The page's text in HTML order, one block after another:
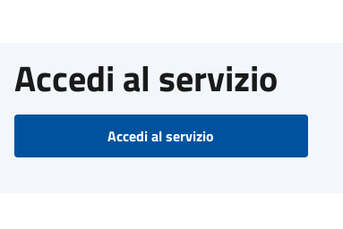
Accedi al servizio
Accedi al servizio